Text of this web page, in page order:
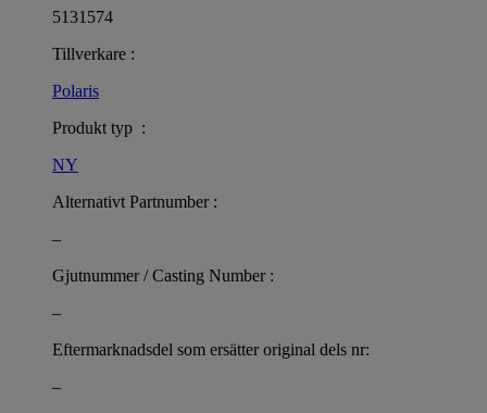
5131574
Tillverkare :
Polaris
Produkt typ :
NY
Alternativt Partnumber :
–
Gjutnummer / Casting Number :
–
Eftermarknadsdel som ersätter original dels nr:
–